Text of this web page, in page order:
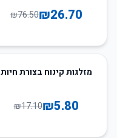
₪26.70
₪76.50
66
מזלגות קינוח בצורת חיות
₪5.80
₪17.10